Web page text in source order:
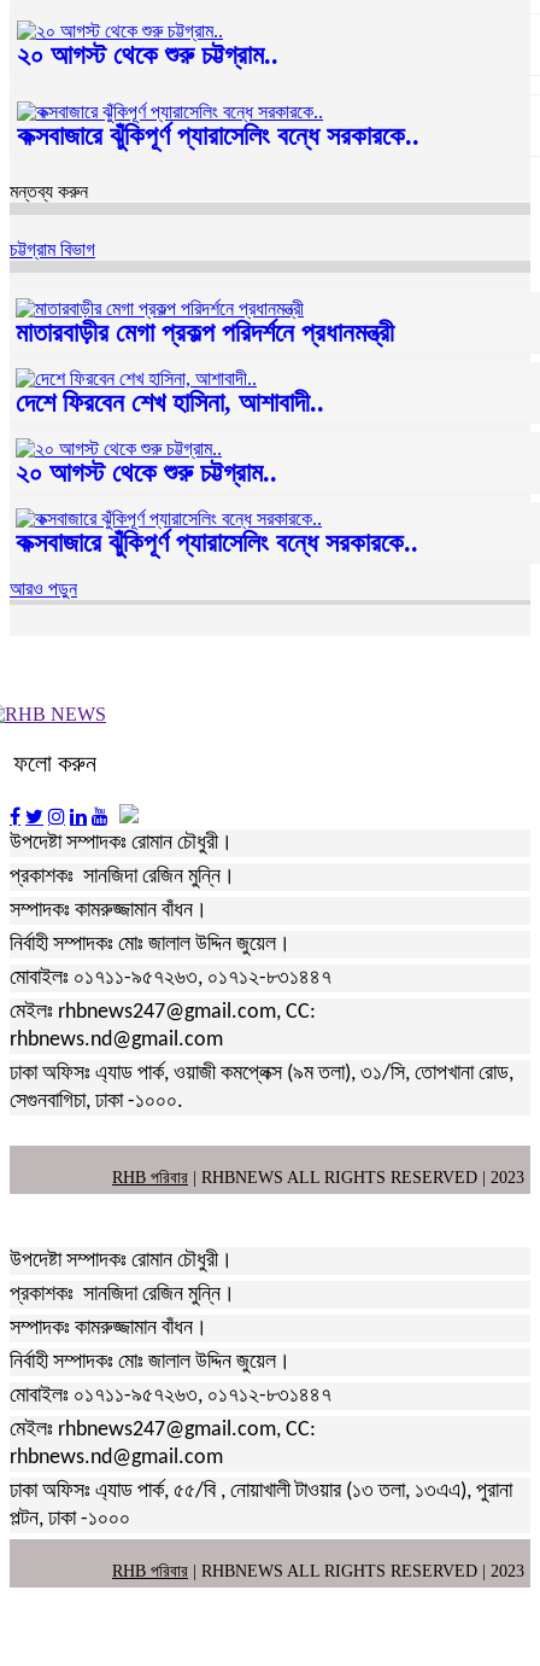
২০ আগস্ট থেকে শুরু চট্টগ্রাম..
কক্সবাজারে ঝুঁকিপূর্ণ প্যারাসেলিং বন্ধে সরকারকে..
মন্তব্য করুন
চট্টগ্রাম বিভাগ
মাতারবাড়ীর মেগা প্রকল্প পরিদর্শনে প্রধানমন্ত্রী
দেশে ফিরবেন শেখ হাসিনা, আশাবাদী..
২০ আগস্ট থেকে শুরু চট্টগ্রাম..
কক্সবাজারে ঝুঁকিপূর্ণ প্যারাসেলিং বন্ধে সরকারকে..
আরও পড়ুন
ফলো করুন
উপদেষ্টা সম্পাদকঃ রোমান চৌধুরী।
প্রকাশকঃ সানজিদা রেজিন মুন্নি।
সম্পাদকঃ কামরুজ্জামান বাঁধন।
নির্বাহী সম্পাদকঃ মোঃ জালাল উদ্দিন জুয়েল।
মোবাইলঃ ০১৭১১-৯৫৭২৬৩, ০১৭১২-৮৩১৪৪৭
মেইলঃ rhbnews247@gmail.com, CC:
rhbnews.nd@gmail.com
ঢাকা অফিসঃ এ্যাড পার্ক, ওয়াজী কমপ্লেক্স (৯ম তলা), ৩১/সি, তোপখানা রোড,
সেগুনবাগিচা, ঢাকা -১০০০.
RHB পরিবার | RHBNEWS ALL RIGHTS RESERVED | 2023
উপদেষ্টা সম্পাদকঃ রোমান চৌধুরী।
প্রকাশকঃ সানজিদা রেজিন মুন্নি।
সম্পাদকঃ কামরুজ্জামান বাঁধন।
নির্বাহী সম্পাদকঃ মোঃ জালাল উদ্দিন জুয়েল।
মোবাইলঃ ০১৭১১-৯৫৭২৬৩, ০১৭১২-৮৩১৪৪৭
মেইলঃ rhbnews247@gmail.com, CC:
rhbnews.nd@gmail.com
ঢাকা অফিসঃ এ্যাড পার্ক, ৫৫/বি , নোয়াখালী টাওয়ার (১৩ তলা, ১৩এএ), পুরানা
পল্টন, ঢাকা -১০০০
RHB পরিবার | RHBNEWS ALL RIGHTS RESERVED | 2023